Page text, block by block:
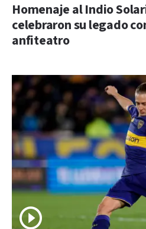
Homenaje al Indio
celebraron su legado
anfiteatro